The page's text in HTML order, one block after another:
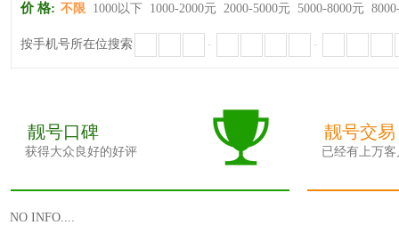
价 格: 不限 1000以下 1000-2000元 2000-5000元 5000-8000元
按手机号所在位搜索 - -
靓号口碑
获得大众良好的好评
靓号交易
已经有上万
NO INFO....